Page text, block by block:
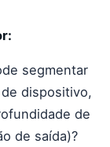
segmentar
dispositivo,
de
de saída)?